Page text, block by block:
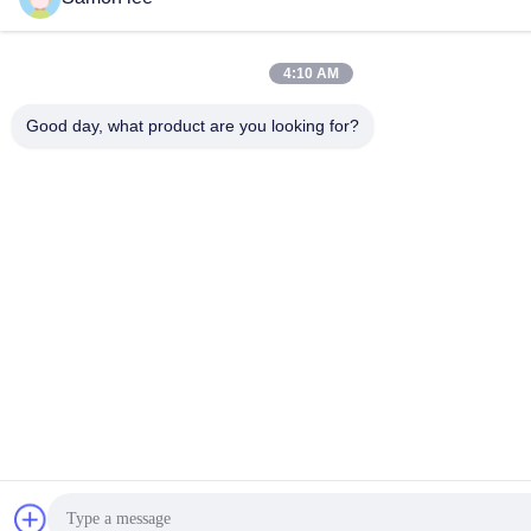
4:10 AM
Good day, what product are you looking for?